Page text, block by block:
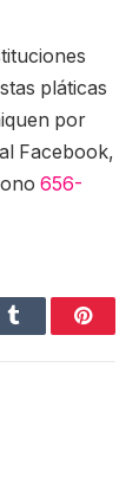
pláticas
por
Facebook,
656-
Tumblr